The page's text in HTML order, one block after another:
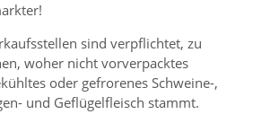
sind verpflichtet, zu
woher nicht vorverpacktes
oder gefrorenes Schweine-,
und Geflügelfleisch stammt.